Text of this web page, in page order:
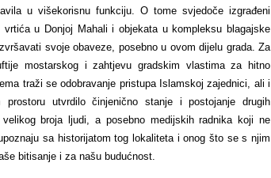
u višekorisnu funkciju. O tome svjedoče izgrađeni
u Donjoj Mahali i objekata u kompleksu blagajske
svoje obaveze, posebno u ovom dijelu grada. Za
mostarskog i zahtjevu gradskim vlastima za hitno
traži se odobravanje pristupa Islamskoj zajednici, ali i
utvrdilo činjenično stanje i postojanje drugih
broja ljudi, a posebno medijskih radnika koji ne
sa historijatom tog lokaliteta i onog što se s njim
bitisanje i za našu budućnost.